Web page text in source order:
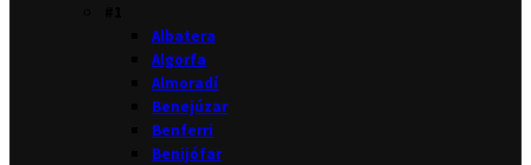
Albatera
Algorfa
Almoradí
Benejúzar
Benferri
Benijófar